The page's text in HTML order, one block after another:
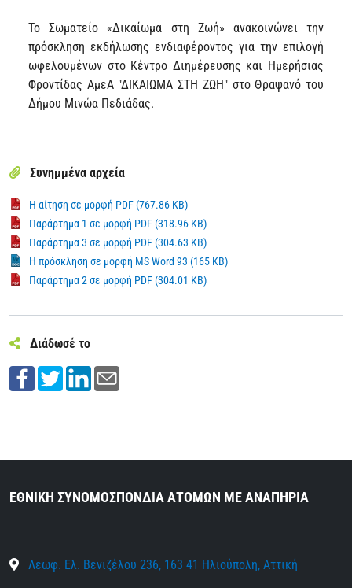
Το Σωματείο «Δικαίωμα στη Ζωή» ανακοινώνει την
πρόσκληση εκδήλωσης ενδιαφέροντος για την επιλογή
ωφελουμένων στο Κέντρο Διημέρευσης και Ημερήσιας
Φροντίδας ΑμεΑ "ΔΙΚΑΙΩΜΑ ΣΤΗ ΖΩΗ" στο Θραψανό του
Δήμου Μινώα Πεδιάδας.
Συνημμένα αρχεία
Η αίτηση σε μορφή PDF (767.86 KB)
Παράρτημα 1 σε μορφή PDF (318.96 KB)
Παράρτημα 3 σε μορφή PDF (304.63 KB)
Η πρόσκληση σε μορφή MS Word 93 (165 KB)
Παράρτημα 2 σε μορφή PDF (304.01 KB)
Διάδωσέ το
ΕΘΝΙΚΗ ΣΥΝΟΜΟΣΠΟΝΔΙΑ ΑΤΟΜΩΝ ΜΕ ΑΝΑΠΗΡΙΑ
Λεωφ. Ελ. Βενιζέλου 236, 163 41 Ηλιούπολη, Αττική